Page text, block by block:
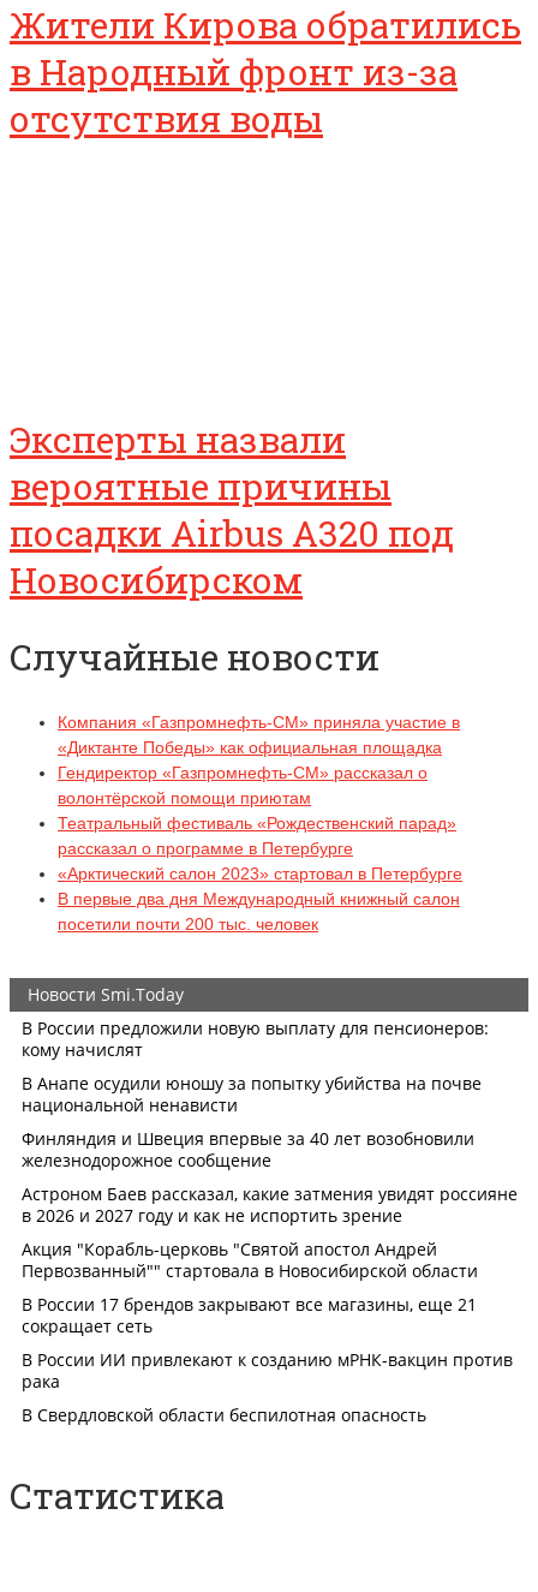
Жители Кирова обратились
в Народный фронт из-за
отсутствия воды
Эксперты назвали
вероятные причины
посадки Airbus А320 под
Новосибирском
Случайные новости
Компания «Газпромнефть-СМ» приняла участие в
«Диктанте Победы» как официальная площадка
Гендиректор «Газпромнефть-СМ» рассказал о
волонтёрской помощи приютам
Театральный фестиваль «Рождественский парад»
рассказал о программе в Петербурге
«Арктический салон 2023» стартовал в Петербурге
В первые два дня Международный книжный салон
посетили почти 200 тыс. человек
Статистика